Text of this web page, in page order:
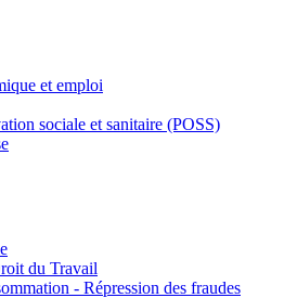
et emploi
sociale et sanitaire (POSS)
du Travail
- Répression des fraudes